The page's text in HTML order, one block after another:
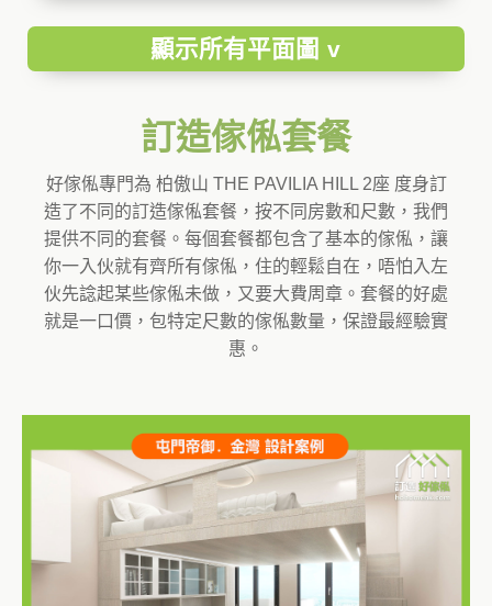
顯示所有平面圖 v
訂造傢俬套餐
好傢俬專門為 柏傲山 THE PAVILIA HILL 2座 度身訂
造了不同的訂造傢俬套餐，按不同房數和尺數，我們
提供不同的套餐。每個套餐都包含了基本的傢俬，讓
你一入伙就有齊所有傢俬，住的輕鬆自在，唔怕入左
伙先諗起某些傢俬未做，又要大費周章。套餐的好處
就是一口價，包特定尺數的傢俬數量，保證最經驗實
惠。